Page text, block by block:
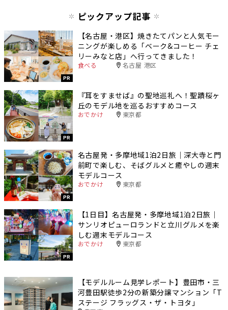
ピックアップ記事
PR
【名古屋・港区】焼きたてパンと人気モー
ニングが楽しめる「ベーク&コーヒー チェ
リーみなと店」へ行ってきました！
食べる 名古屋 港区
PR
『耳をすませば』の聖地巡礼へ！聖蹟桜ヶ
丘のモデル地を巡るおすすめコース
おでかけ 東京都
PR
名古屋発・多摩地域1泊2日旅｜深大寺と門
前町で楽しむ、そばグルメと癒やしの週末
モデルコース
おでかけ 東京都
PR
【1日目】名古屋発・多摩地域1泊2日旅｜
サンリオピューロランドと立川グルメを楽
しむ週末モデルコース
おでかけ 東京都
【モデルルーム見学レポート】豊田市・三
河豊田駅徒歩2分の新築分譲マンション「T
ステージ フラッグス・ザ・トヨタ」